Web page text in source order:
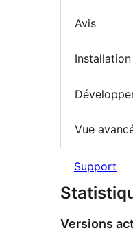
Avis
Installation
Vue
Support
Versions